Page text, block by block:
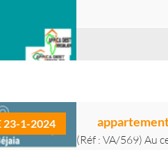
23-1-2024
(Réf : VA/569) Au